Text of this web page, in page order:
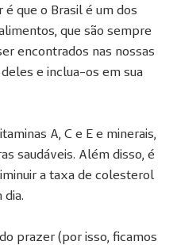
que o Brasil é um dos
que são sempre
encontrados nas nossas
e inclua-os em sua
A, C e E e minerais,
saudáveis. Além disso, é
a taxa de colesterol
dia.
prazer (por isso, ficamos